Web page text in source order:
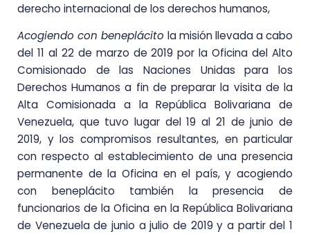
derecho internacional de los derechos humanos,
Acogiendo con beneplácito la misión llevada a cabo
del 11 al 22 de marzo de 2019 por la Oficina del Alto
Comisionado de las Naciones Unidas para los
Derechos Humanos a fin de preparar la visita de la
Alta Comisionada a la República Bolivariana de
Venezuela, que tuvo lugar del 19 al 21 de junio de
2019, y los compromisos resultantes, en particular
con respecto al establecimiento de una presencia
permanente de la Oficina en el país, y acogiendo
con beneplácito también la presencia de
funcionarios de la Oficina en la República Bolivariana
de Venezuela de junio a julio de 2019 y a partir del 1